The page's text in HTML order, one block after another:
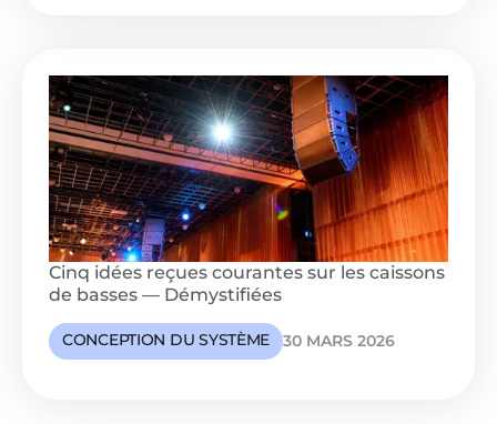
Cinq idées reçues courantes sur les caissons
de basses — Démystifiées
CONCEPTION DU SYSTÈME 30 MARS 2026